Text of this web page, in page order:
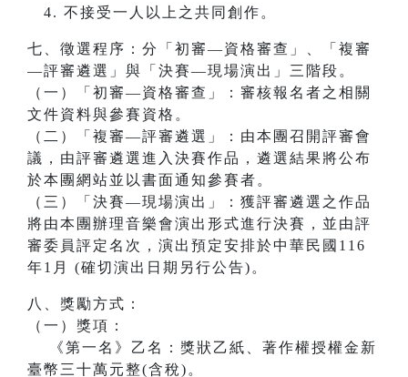
不接受一人以上之共同創作。
七、徵選程序：分「初審—資格審查」、「複審
—評審遴選」與「決賽—現場演出」三階段。
（一）「初審—資格審查」：審核報名者之相關
文件資料與參賽資格。
（二）「複審—評審遴選」：由本團召開評審會
議，由評審遴選進入決賽作品，遴選結果將公布
於本團網站並以書面通知參賽者。
（三）「決賽—現場演出」：獲評審遴選之作品
將由本團辦理音樂會演出形式進行決賽，並由評
審委員評定名次，演出預定安排於中華民國116
年1月 (確切演出日期另行公告)。
八、獎勵方式：
（一）獎項：
《第一名》乙名：獎狀乙紙、著作權授權金新
臺幣三十萬元整(含稅)。